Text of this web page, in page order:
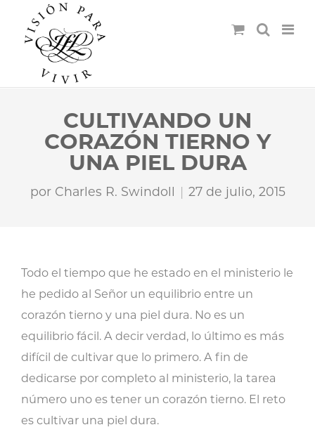
CULTIVANDO UN
CORAZÓN TIERNO Y
UNA PIEL DURA
por Charles R. Swindoll 27 de julio, 2015
Todo el tiempo que he estado en el ministerio le
he pedido al Señor un equilibrio entre un
corazón tierno y una piel dura. No es un
equilibrio fácil. A decir verdad, lo último es más
difícil de cultivar que lo primero. A fin de
dedicarse por completo al ministerio, la tarea
número uno es tener un corazón tierno. El reto
es cultivar una piel dura.